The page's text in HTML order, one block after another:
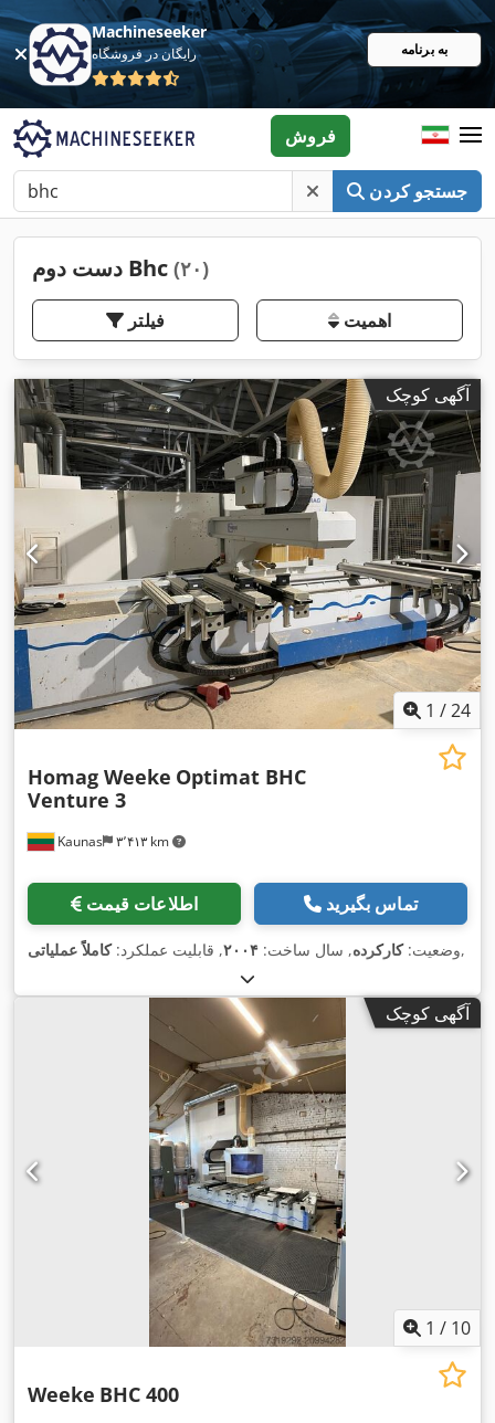
Machineseeker
رایگان در فروشگاه به برنامه
جستجو کردن
فروش
دست دوم Bhc (۲۰)
فیلتر اهمیت
آگهی کوچک
1 /24
Kaunas ۳٬۴۱۳ km
Homag Weeke Optimat BHC
Venture 3
اطلاعات قیمت تماس بگیرید
وضعیت:کارکرده, سال ساخت: ۲۰۰۴, قابلیت عملکرد:کاملاً عملیاتی ,
آگهی کوچک
1 / 10
Weeke BHC 400